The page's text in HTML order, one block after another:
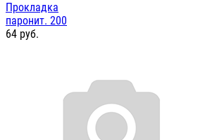
Прокладка
паронит. 200
64 руб.